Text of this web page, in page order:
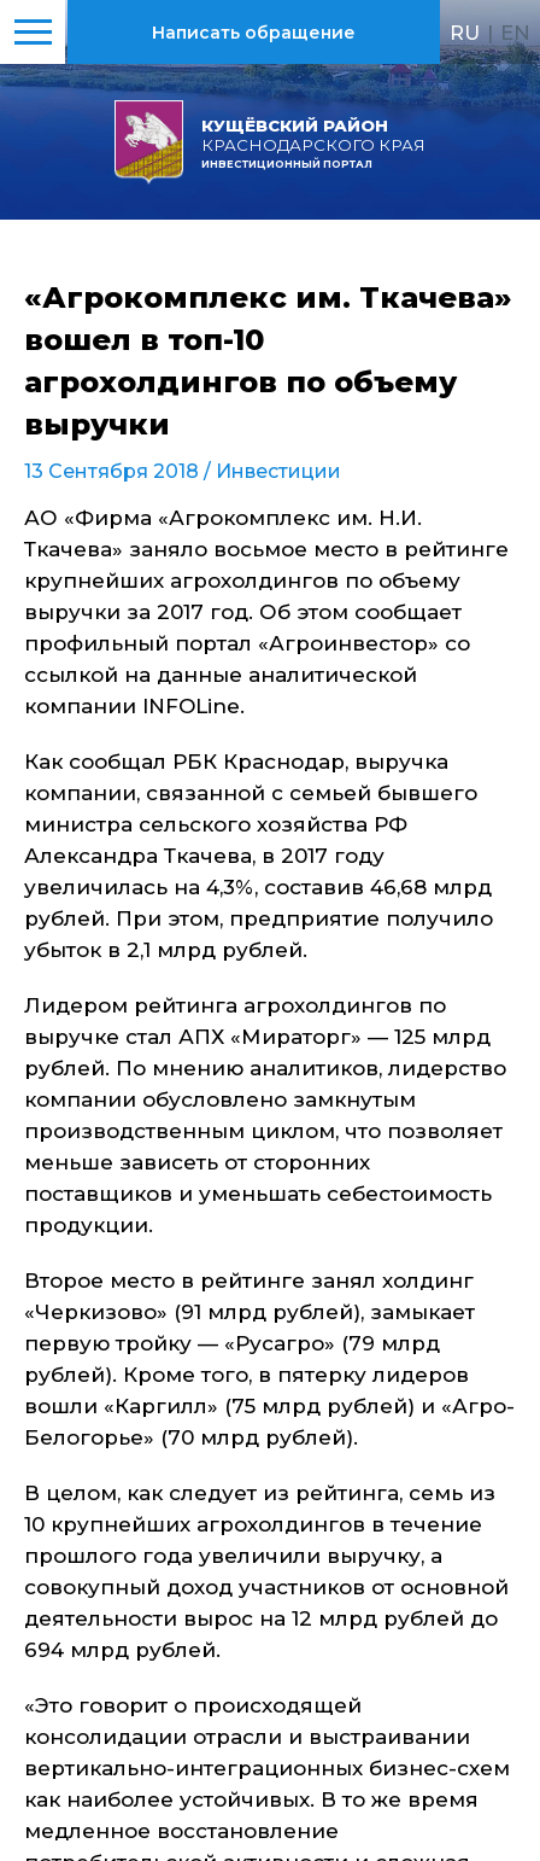
КУЩЁВСКИЙ РАЙОН
КРАСНОДАРСКОГО КРАЯ
ИНВЕСТИЦИОННЫЙ ПОРТАЛ
Написать обращение RU | EN
«Агрокомплекс им. Ткачева»
вошел в топ-10
агрохолдингов по объему
выручки
13 Сентября 2018 / Инвестиции
АО «Фирма «Агрокомплекс им. Н.И.
Ткачева» заняло восьмое место в рейтинге
крупнейших агрохолдингов по объему
выручки за 2017 год. Об этом сообщает
профильный портал «Агроинвестор» со
ссылкой на данные аналитической
компании INFOLine.
Как сообщал РБК Краснодар, выручка
компании, связанной с семьей бывшего
министра сельского хозяйства РФ
Александра Ткачева, в 2017 году
увеличилась на 4,3%, составив 46,68 млрд
рублей. При этом, предприятие получило
убыток в 2,1 млрд рублей.
Лидером рейтинга агрохолдингов по
выручке стал АПХ «Мираторг» — 125 млрд
рублей. По мнению аналитиков, лидерство
компании обусловлено замкнутым
производственным циклом, что позволяет
меньше зависеть от сторонних
поставщиков и уменьшать себестоимость
продукции.
Второе место в рейтинге занял холдинг
«Черкизово» (91 млрд рублей), замыкает
первую тройку — «Русагро» (79 млрд
рублей). Кроме того, в пятерку лидеров
вошли «Каргилл» (75 млрд рублей) и «Агро-
Белогорье» (70 млрд рублей).
В целом, как следует из рейтинга, семь из
10 крупнейших агрохолдингов в течение
прошлого года увеличили выручку, а
совокупный доход участников от основной
деятельности вырос на 12 млрд рублей до
694 млрд рублей.
«Это говорит о происходящей
консолидации отрасли и выстраивании
вертикально-интеграционных бизнес-схем
как наиболее устойчивых. В то же время
медленное восстановление